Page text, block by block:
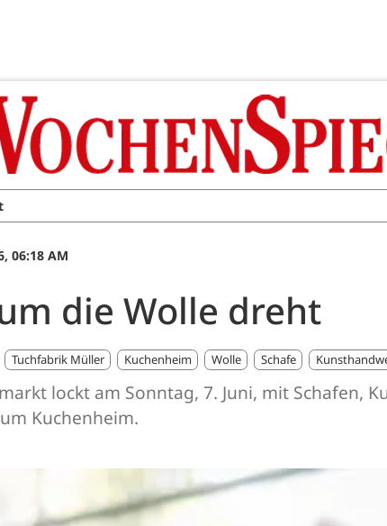
06:18 AM
die Wolle dreht
Tuchfabrik Müller Kuchenheim Wolle Schafe
lockt am Sonntag, 7. Juni, mit Schafen,
Kuchenheim.